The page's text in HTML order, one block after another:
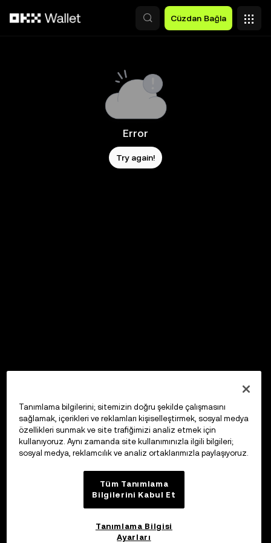
Cüzdan Bağla
Error
Try again!
Tanımlama bilgilerini; sitemizin doğru şekilde çalışmasını
sağlamak, içerikleri ve reklamları kişiselleştirmek, sosyal medya
özellikleri sunmak ve site trafiğimizi analiz etmek için
kullanıyoruz. Aynı zamanda site kullanımınızla ilgili bilgileri;
sosyal medya, reklamcılık ve analiz ortaklarımızla paylaşıyoruz.
Tüm Tanımlama
Bilgilerini Kabul Et
Tanımlama Bilgisi
Ayarları